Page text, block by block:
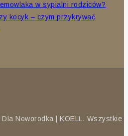
w sypialni rodziców?
kocyk – czym przykrywać
Noworodka | KOELL. Wszystkie